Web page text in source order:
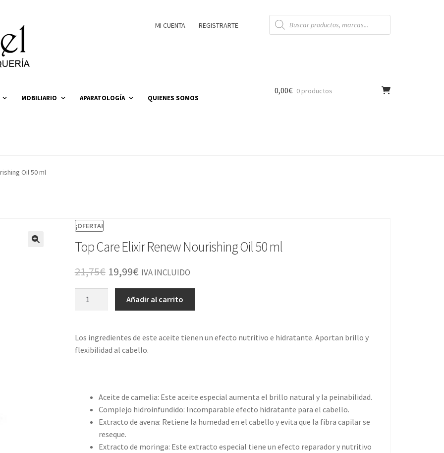
MI CUENTA REGISTRARTE
Búsqueda
de
productos
MOBILIARIO APARATOLOGÍA QUIENES SOMOS
0,00€ 0 productos
Oil 50 ml
¡OFERTA!
Top Care Elixir Renew Nourishing Oil 50 ml
21,75€ El
precio
original
21,75€.
19,99€El
precio
actual
19,99€.
IVA INCLUIDO
Nourishing
Oil
cantidad
Añadir al carrito
Los ingredientes de este aceite tienen un efecto nutritivo e hidratante. Aportan brillo y
flexibilidad al cabello.
Aceite de camelia: Este aceite especial aumenta el brillo natural y la peinabilidad.
Complejo hidroinfundido: Incomparable efecto hidratante para el cabello.
Extracto de avena: Retiene la humedad en el cabello y evita que la fibra capilar se
reseque.
Extracto de moringa: Este extracto especial tiene un efecto reparador y nutritivo